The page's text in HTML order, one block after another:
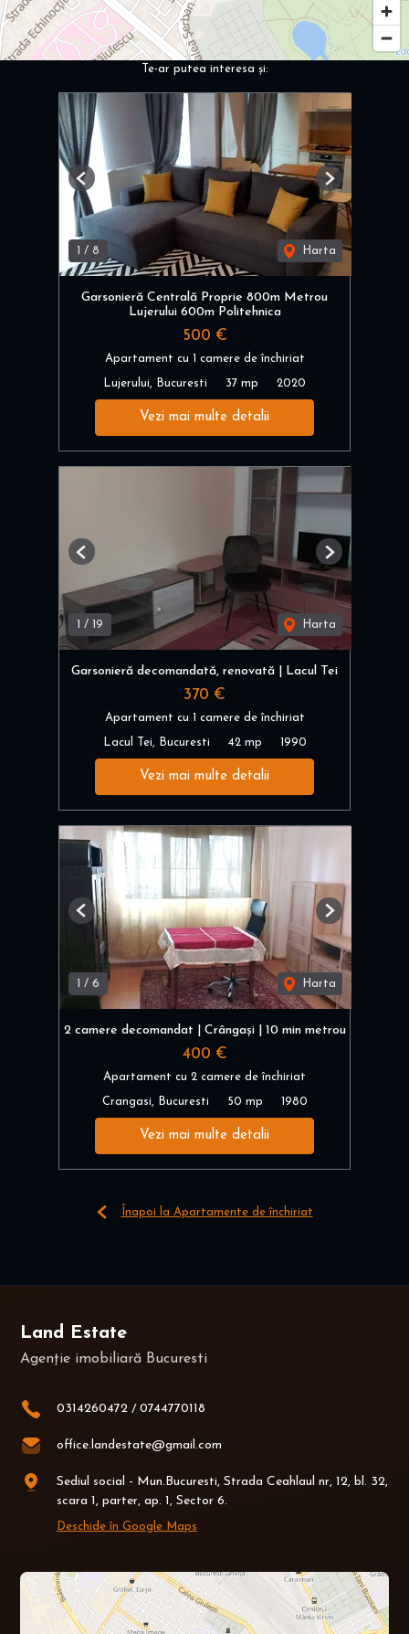
Te-ar putea interesa și:
/ 8 Harta
Previous Next
Garsonieră Centrală Proprie 800m Metrou
Lujerului 600m Politehnica
500 €
Apartament cu 1 camere de închiriat
Lujerului, Bucuresti 37 mp 2020
Vezi mai multe detalii
1 / 19 Harta
Previous Next
Garsonieră decomandată, renovată | Lacul Tei
370 €
Apartament cu 1 camere de închiriat
Lacul Tei, Bucuresti 42 mp 1990
Vezi mai multe detalii
1 / 6 Harta
Previous Next
2 camere decomandat | Crângași | 10 min metrou
400 €
Apartament cu 2 camere de închiriat
Crangasi, Bucuresti 50 mp 1980
Vezi mai multe detalii
Înapoi la Apartamente de închiriat
Land Estate
Agenție imobiliară Bucuresti
0314260472 / 0744770118
office.landestate@gmail.com
Sediul social - Mun.Bucuresti, Strada Ceahlaul nr, 12, bl. 32,
scara 1, parter, ap. 1, Sector 6.
Deschide în Google Maps